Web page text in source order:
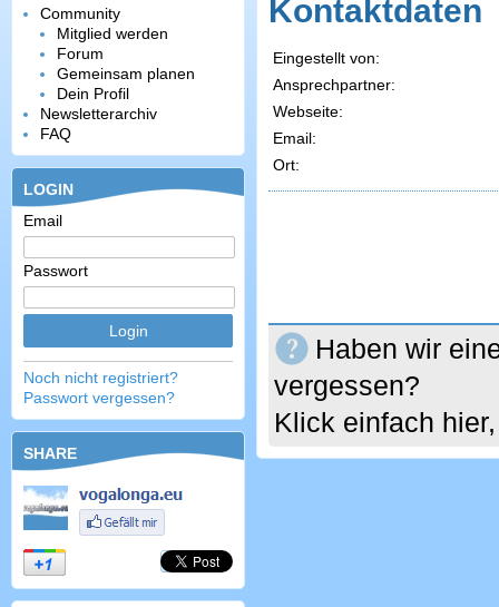
Community
Mitglied werden
Forum
Gemeinsam planen
Dein Profil
Newsletterarchiv
FAQ
LOGIN
Email
Passwort
Noch nicht registriert?
Passwort vergessen?
SHARE
Kontaktdaten
Eingestellt von:
Ansprechpartner:
Webseite:
Email:
Ort:
Haben wir
vergessen?
Klick einfach